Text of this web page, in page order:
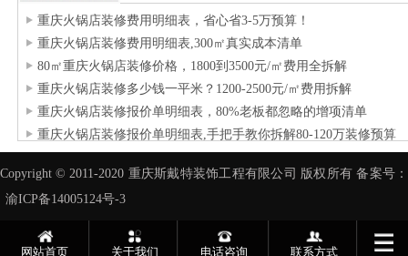
重庆火锅店装修费用明细表，省心省3-5万预算！
重庆火锅店装修费用明细表,300㎡真实成本清单
80㎡重庆火锅店装修价格，1800到3500元/㎡费用全拆解
重庆火锅店装修多少钱一平米？1200-2500元/㎡费用拆解
重庆火锅店装修报价单明细表，80%老板都忽略的增项清单
重庆火锅店装修报价单明细表,手把手教你拆解80-120万装修预算
Copyright © 2011-2020 重庆斯戴特装饰工程有限公司 版权所有 备案号：
渝ICP备14005124号-3
网站首页 关于我们 电话咨询 联系方式